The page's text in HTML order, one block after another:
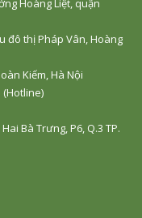
Hoàng Liệt, quận
đô thị Pháp Vân, Hoàng
Kiếm, Hà Nội
(Hotline)
Bà Trưng, P6, Q.3 TP.